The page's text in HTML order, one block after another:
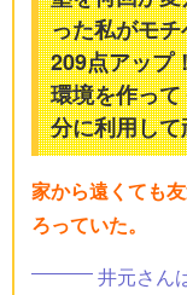
った私がモ
209点アップ
環境を作っ
分に利用し
家から遠くても
ろっていた。
井元さん